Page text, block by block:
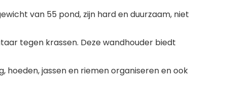
van 55 pond, zijn hard en duurzaam, niet
tegen krassen. Deze wandhouder biedt
jassen en riemen organiseren en ook